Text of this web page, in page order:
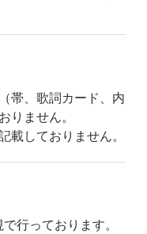
帯、歌詞カード、内
りません。
載しておりません。
行っております。